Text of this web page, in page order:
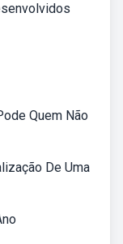
Quem Não
De Uma